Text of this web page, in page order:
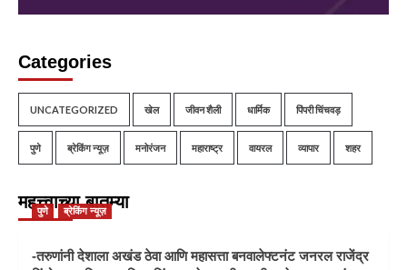
Categories
UNCATEGORIZED खेल जीवन शैली धार्मिक पिंपरी चिंचवड़
पुणे ब्रेकिंग न्यूज़ मनोरंजन महाराष्ट्र वायरल व्यापार शहर
महत्त्वाच्या बातम्या
पुणे ब्रेकिंग न्यूज़
-तरुणांनी देशाला अखंड ठेवा आणि महासत्ता बनवालेफ्टनंट जनरल राजेंद्र